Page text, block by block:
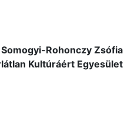
Somogyi-Rohonczy Zsófia
Kultúráért Egyesület